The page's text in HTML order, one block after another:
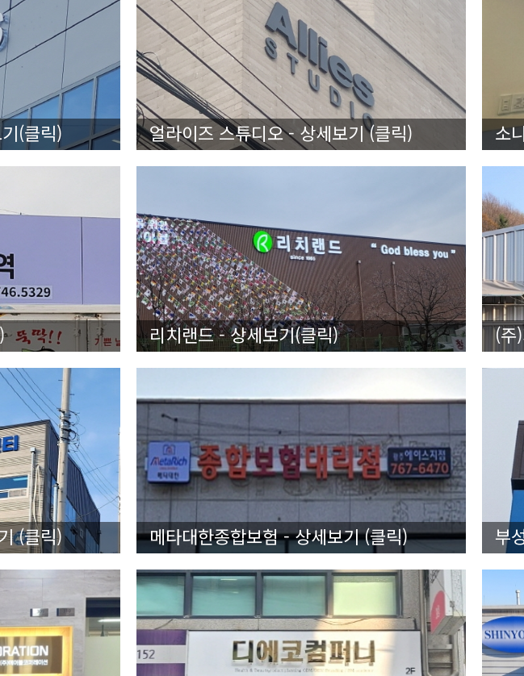
(클릭) 얼라이즈 스튜디오 - 상세보기 (클릭) 소
리치랜드 - 상세보기(클릭) (주
(클릭) 메타대한종합보험 - 상세보기 (클릭) 부